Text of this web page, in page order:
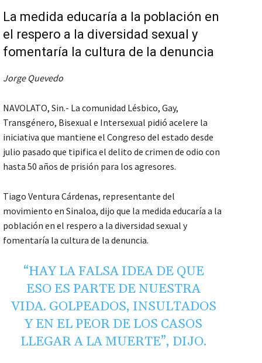
La medida educaría a la población en
el respero a la diversidad sexual y
fomentaría la cultura de la denuncia
Jorge Quevedo
NAVOLATO, Sin.- La comunidad Lésbico, Gay,
Transgénero, Bisexual e Intersexual pidió acelere la
iniciativa que mantiene el Congreso del estado desde
julio pasado que tipifica el delito de crimen de odio con
hasta 50 años de prisión para los agresores.
Tiago Ventura Cárdenas, representante del
movimiento en Sinaloa, dijo que la medida educaría a la
población en el respero a la diversidad sexual y
fomentaría la cultura de la denuncia.
“HAY LA FALSA IDEA DE QUE
ESO ES PARTE DE NUESTRA
VIDA. GOLPEADOS, INSULTADOS
Y EN EL PEOR DE LOS CASOS
LLEGAR A LA MUERTE”, DIJO.